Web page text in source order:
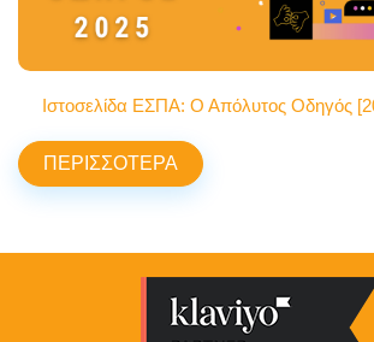
Ιστοσελίδα ΕΣΠΑ: Ο Απόλυτος Οδηγός
ΠΕΡΙΣΣΟΤΕΡΑ